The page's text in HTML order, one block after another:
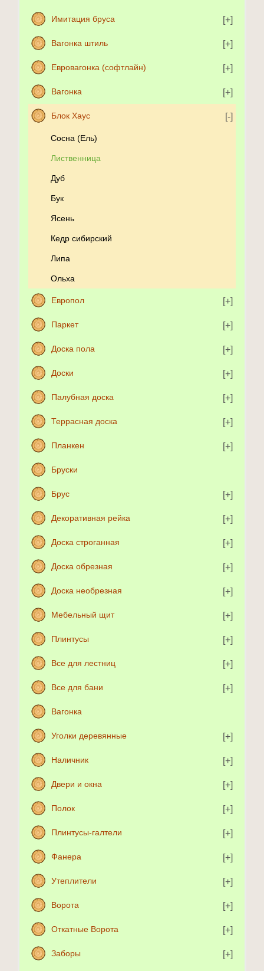
Имитация бруса
Вагонка штиль
Евровагонка (софтлайн)
Вагонка
Блок Хаус
Сосна (Ель)
Лиственница
Дуб
Бук
Ясень
Кедр сибирский
Липа
Ольха
Европол
Паркет
Доска пола
Доски
Палубная доска
Террасная доска
Планкен
Бруски
Брус
Декоративная рейка
Доска строганная
Доска обрезная
Доска необрезная
Мебельный щит
Плинтусы
Все для лестниц
Все для бани
Вагонка
Уголки деревянные
Наличник
Двери и окна
Полок
Плинтусы-галтели
Фанера
Утеплители
Ворота
Откатные Ворота
Заборы